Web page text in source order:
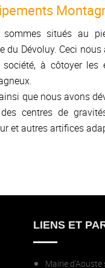
sommes situés au
du Dévoluy. Ceci
à côtoyer les
ainsi que nous avons
centres de
et autres artifices
LIENS ET
Mairie d'Aouste